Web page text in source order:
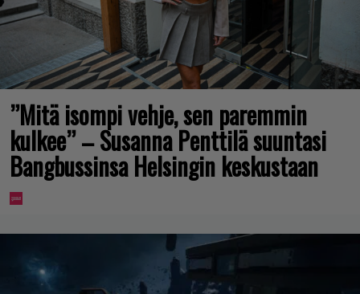
”Mitä isompi vehje, sen paremmin
kulkee” – Susanna Penttilä suuntasi
Bangbussinsa Helsingin keskustaan